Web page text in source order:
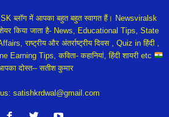
ब्लॉग में आपका बहुत बहुत स्वागत हैं। Newsviralsk
किया जाता है- News, Educational Tips, State
राष्ट्रीय और अंतर्राष्ट्रीय दिवस , Quiz in हिंदी ,
Tips, कविता- कहानियां, हिंदी शायरी etc
दोस्त-- सतीश कुमार
satishkrdwal@gmail.com